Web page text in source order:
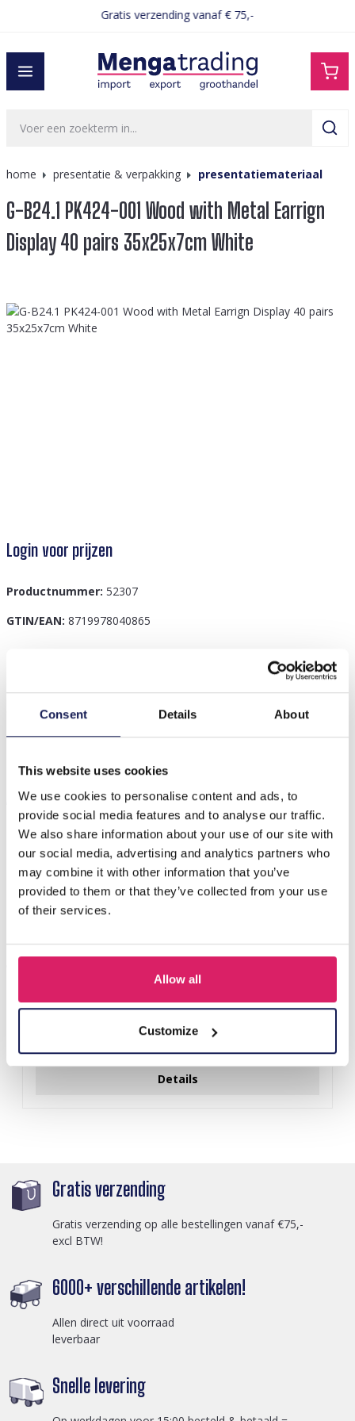
Consent Details About
This website uses cookies
We use cookies to personalise content and ads, to
provide social media features and to analyse our traffic.
We also share information about your use of our site with
our social media, advertising and analytics partners who
may combine it with other information that you’ve
provided to them or that they’ve collected from your use
of their services.
Allow all
Customize
Gratis verzending vanaf € 75,-
home presentatie & verpakking presentatiemateriaal
G-B24.1 PK424-001 Wood with Metal Earrign
Display 40 pairs 35x25x7cm White
Afbeeldingengalerij overslaan
Login voor prijzen
Productnummer: 52307
GTIN/EAN: 8719978040865
G-B24.1 PK424-001 Hout met Metalen Oorhangers 40
Anderen kochten ook
Y-B2.5 PK424-003 Wood with Metal Display for Earrings
27x22x7cm Gold
Details
Gratis verzending
Gratis verzending op alle bestellingen vanaf €75,-
excl BTW!
6000+ verschillende artikelen!
Allen direct uit voorraad
leverbaar
Snelle levering